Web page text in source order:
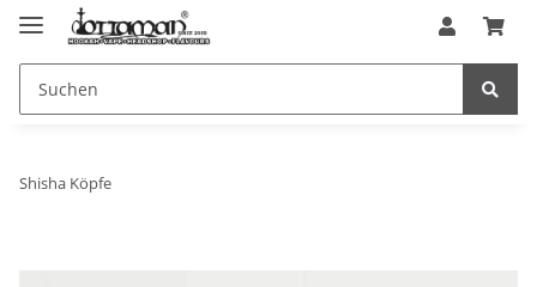
Shisha Köpfe